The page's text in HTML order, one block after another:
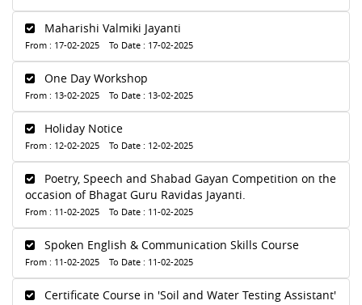
Maharishi Valmiki Jayanti
From : 17-02-2025 To Date : 17-02-2025
One Day Workshop
From : 13-02-2025 To Date : 13-02-2025
Holiday Notice
From : 12-02-2025 To Date : 12-02-2025
Poetry, Speech and Shabad Gayan Competition on the
occasion of Bhagat Guru Ravidas Jayanti.
From : 11-02-2025 To Date : 11-02-2025
Spoken English & Communication Skills Course
From : 11-02-2025 To Date : 11-02-2025
Certificate Course in 'Soil and Water Testing Assistant'